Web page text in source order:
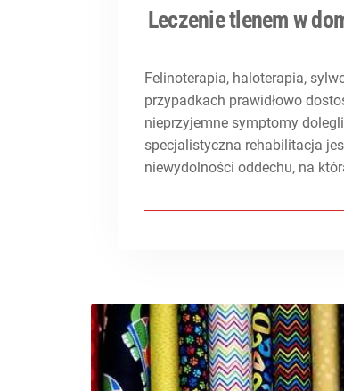
Leczenie tlenem w
Felinoterapia, haloterapia,
przypadkach prawidłowo
nieprzyjemne symptomy
specjalistyczna rehabilitacja
niewydolności oddechu, na